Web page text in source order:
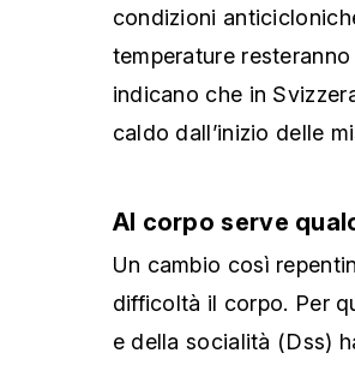
condizioni
temperature
indicano che in
caldo dall’inizio delle
Al corpo serve
Un cambio così
difficoltà il corpo. Per
e della socialità (Dss)